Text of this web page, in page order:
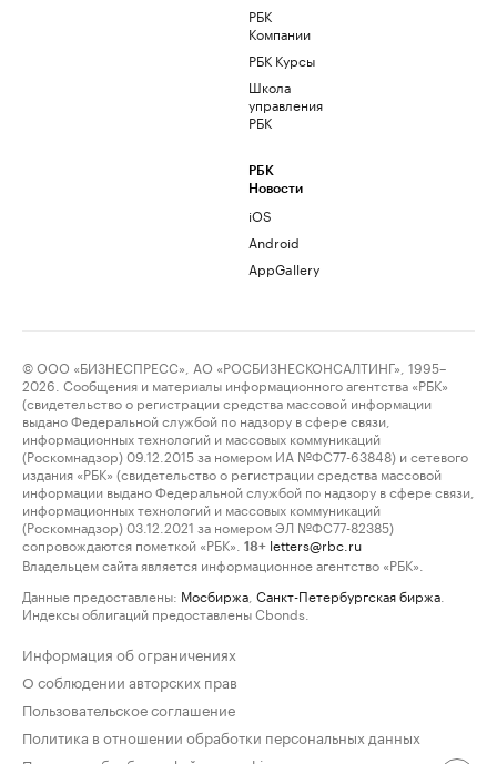
РБК
Компании
РБК Курсы
Школа
управления
РБК
РБК
Новости
iOS
Android
AppGallery
© ООО «БИЗНЕСПРЕСС», АО «РОСБИЗНЕСКОНСАЛТИНГ», 1995–
2026. Сообщения и материалы информационного агентства «РБК»
(свидетельство о регистрации средства массовой информации
выдано Федеральной службой по надзору в сфере связи,
информационных технологий и массовых коммуникаций
(Роскомнадзор) 09.12.2015 за номером ИА №ФС77-63848) и сетевого
издания «РБК» (свидетельство о регистрации средства массовой
информации выдано Федеральной службой по надзору в сфере связи,
информационных технологий и массовых коммуникаций
(Роскомнадзор) 03.12.2021 за номером ЭЛ №ФС77-82385)
сопровождаются пометкой «РБК».
18+ letters@rbc.ru
Владельцем сайта является информационное агентство «РБК».
Данные предоставлены: Мосбиржа Санкт-Петербургская биржа
Индексы облигаций предоставлены Cbonds.
Информация об ограничениях
О соблюдении авторских прав
Пользовательское соглашение
Политика в отношении обработки персональных данных